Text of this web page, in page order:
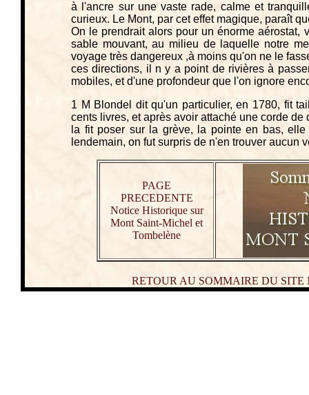
à l'ancre sur une vaste rade, calme et
curieux. Le Mont, par cet effet magique, paraît
On le prendrait alors pour un énorme aérostat,
sable mouvant, au milieu de laquelle notre
voyage très dangereux ,à moins qu'on ne le
ces directions, il n y a point de rivières à
mobiles, et d'une profondeur que l'on ignore
1 M Blondel dit qu'un particulier, en 1780, fit
cents livres, et après avoir attaché une corde
la fit poser sur la grève, la pointe en bas,
lendemain, on fut surpris de n'en trouver aucun
PAGE
PRECEDENTE
Notice Historique sur
Mont Saint-Michel et
Tombelène
RETOUR AU SOMMAIRE DU